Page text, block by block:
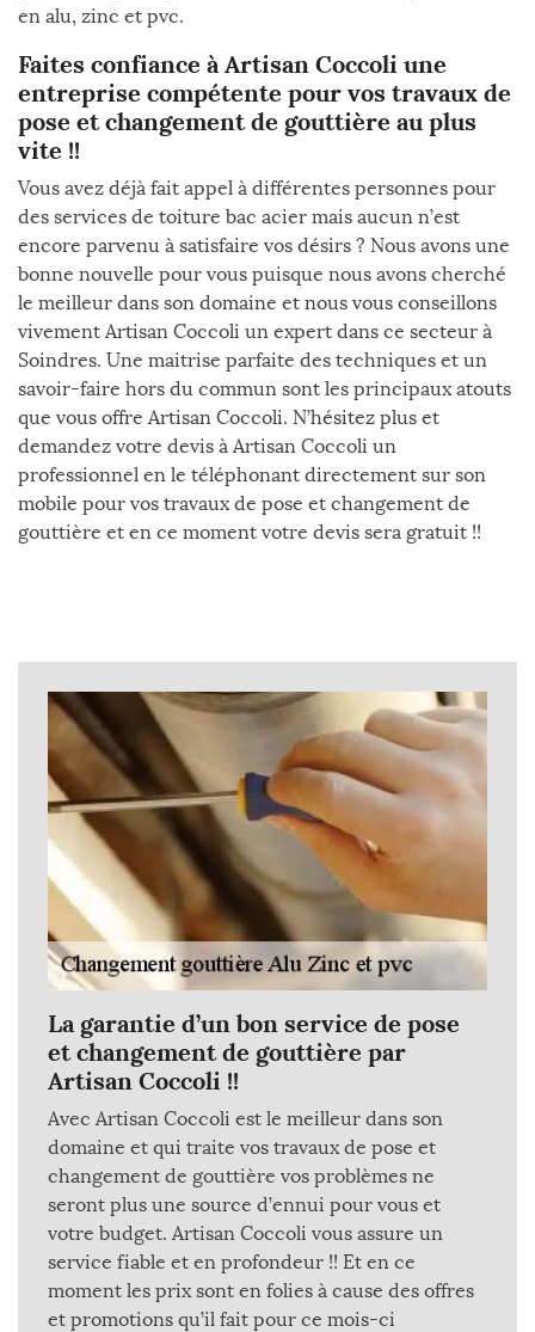
en alu, zinc et pvc.
Faites confiance à Artisan Coccoli une
entreprise compétente pour vos travaux de
pose et changement de gouttière au plus
vite !!
Vous avez déjà fait appel à différentes personnes pour
des services de toiture bac acier mais aucun n’est
encore parvenu à satisfaire vos désirs ? Nous avons une
bonne nouvelle pour vous puisque nous avons cherché
le meilleur dans son domaine et nous vous conseillons
vivement Artisan Coccoli un expert dans ce secteur à
Soindres. Une maitrise parfaite des techniques et un
savoir-faire hors du commun sont les principaux atouts
que vous offre Artisan Coccoli. N’hésitez plus et
demandez votre devis à Artisan Coccoli un
professionnel en le téléphonant directement sur son
mobile pour vos travaux de pose et changement de
gouttière et en ce moment votre devis sera gratuit !!
La garantie d’un bon service de pose
et changement de gouttière par
Artisan Coccoli !!
Avec Artisan Coccoli est le meilleur dans son
domaine et qui traite vos travaux de pose et
changement de gouttière vos problèmes ne
seront plus une source d’ennui pour vous et
votre budget. Artisan Coccoli vous assure un
service fiable et en profondeur !! Et en ce
moment les prix sont en folies à cause des offres
et promotions qu’il fait pour ce mois-ci